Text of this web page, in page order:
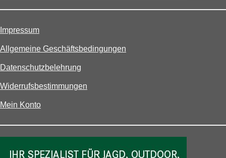
Impressum
Allgemeine Geschäftsbedingungen
Datenschutzbelehrung
Widerrufsbestimmungen
Mein Konto